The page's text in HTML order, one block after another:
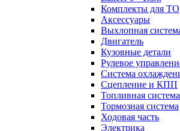
Комплекты для ТО
Аксессуары
Выхлопная
Двигатель
Кузовные детали
Рулевое
Система
Сцепление и КПП
Топливная система
Тормозная система
Ходовая часть
Электрика